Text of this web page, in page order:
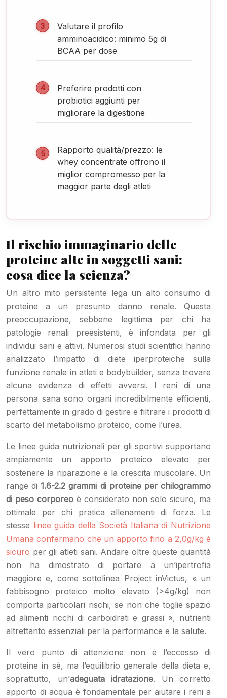
Valutare il profilo
amminoacidico: minimo 5g di
BCAA per dose
Preferire prodotti con
probiotici aggiunti per
migliorare la digestione
Rapporto qualità/prezzo: le
whey concentrate offrono il
miglior compromesso per la
maggior parte degli atleti
Il rischio immaginario delle
proteine alte in soggetti sani:
cosa dice la scienza?
Un altro mito persistente lega un alto consumo di
proteine a un presunto danno renale. Questa
preoccupazione, sebbene legittima per chi ha
patologie renali preesistenti, è infondata per gli
individui sani e attivi. Numerosi studi scientifici hanno
analizzato l’impatto di diete iperproteiche sulla
funzione renale in atleti e bodybuilder, senza trovare
alcuna evidenza di effetti avversi. I reni di una
persona sana sono organi incredibilmente efficienti,
perfettamente in grado di gestire e filtrare i prodotti di
scarto del metabolismo proteico, come l’urea.
Le linee guida nutrizionali per gli sportivi supportano
ampiamente un apporto proteico elevato per
sostenere la riparazione e la crescita muscolare. Un
range di1.6-2.2 grammi di proteine per chilogrammo
di peso corporeo è considerato non solo sicuro, ma
ottimale per chi pratica allenamenti di forza. Le
stesse linee guida della Società Italiana di Nutrizione
Umana confermano che un apporto fino a 2,0g/kg è
sicuro per gli atleti sani. Andare oltre queste quantità
non ha dimostrato di portare a un’ipertrofia
maggiore e, come sottolinea Project inVictus, « un
fabbisogno proteico molto elevato (>4g/kg) non
comporta particolari rischi, se non che toglie spazio
ad alimenti ricchi di carboidrati e grassi », nutrienti
altrettanto essenziali per la performance e la salute.
Il vero punto di attenzione non è l’eccesso di
proteine in sé, ma l’equilibrio generale della dieta e,
soprattutto, un’adeguata idratazione. Un corretto
apporto di acqua è fondamentale per aiutare i reni a